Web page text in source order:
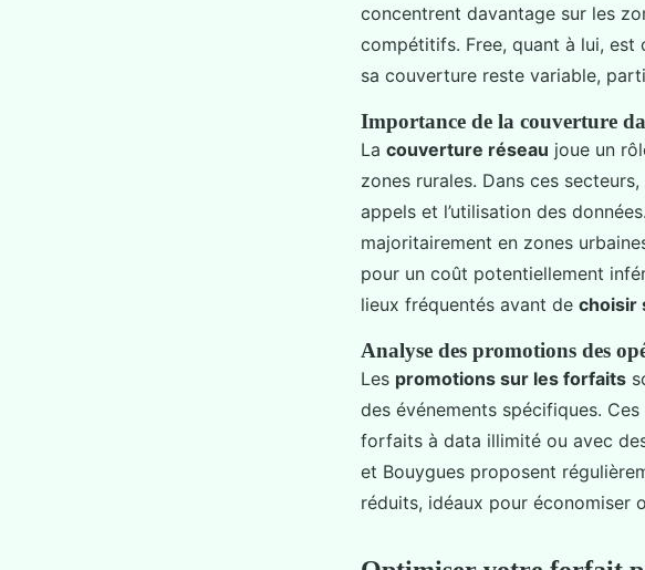
concentrent davantage sur les
compétitifs. Free, quant à lui,
sa couverture reste variable,
Importance de la couverture
La couverture réseau joue un
zones rurales. Dans ces
appels et l’utilisation des
majoritairement en zones
pour un coût potentiellement
lieux fréquentés avant de choisir
Analyse des promotions des
Les promotions sur les forfaits
des événements spécifiques.
forfaits à data illimité ou avec
et Bouygues proposent
réduits, idéaux pour économiser